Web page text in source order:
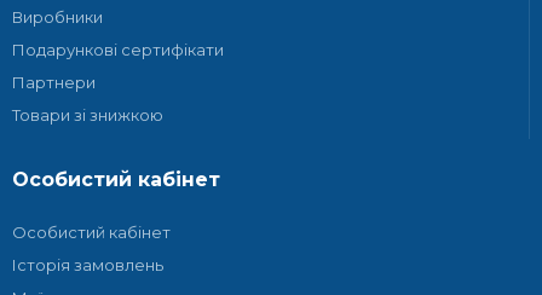
Виробники
Подарункові сертифікати
Партнери
Товари зі знижкою
Особистий кабінет
Особистий кабінет
Історія замовлень